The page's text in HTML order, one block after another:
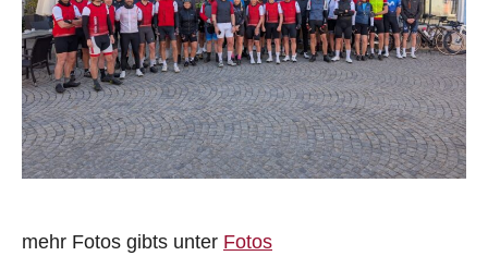
mehr Fotos gibts unter Fotos